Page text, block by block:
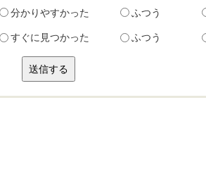
分かりやすかった ふつう
すぐに見つかった ふつう